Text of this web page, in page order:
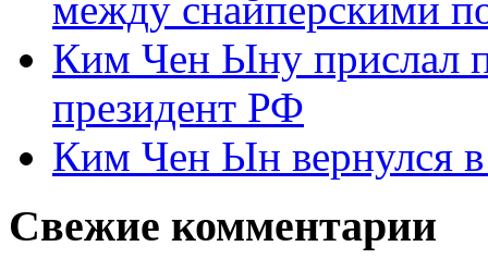
Ким Чен Ыну прислал
президент РФ
Ким Чен Ын вернулся
Свежие комментарии